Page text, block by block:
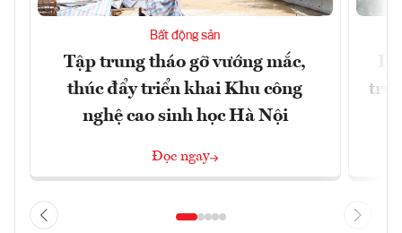
Bất động sản
Tập trung tháo gỡ vướng mắc,
thúc đẩy triển khai Khu công
nghệ cao sinh học Hà Nội
Đọc ngay